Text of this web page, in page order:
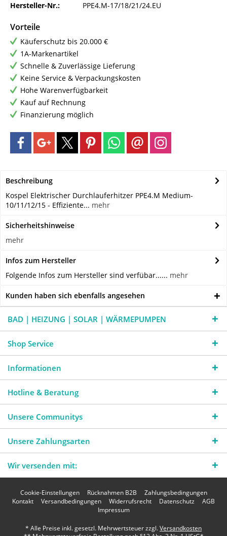
Hersteller-Nr.:
PPE4.M-17/18/21/24.EU
Vorteile
Käuferschutz bis 20.000 €
1A-Markenartikel
Schnelle & Zuverlässige Lieferung
Keine Service & Verpackungskosten
Hohe Warenverfügbarkeit
Kauf auf Rechnung
Finanzierung möglich
Beschreibung
Kospel Elektrischer Durchlauferhitzer PPE4.M Medium-
10/11/12/15 - Effiziente... mehr
Sicherheitshinweise
mehr
Infos zum Hersteller
Folgende Infos zum Hersteller sind verfübar...... mehr
Kunden haben sich ebenfalls angesehen
BAD | HEIZUNG | SOLAR | WÄRMEPUMPEN
Shop Service
Informationen
Hotline & Beratung
Unsere Communitys
Unsere Zahlungsarten
Wir versenden mit:
Cookie-Einstellungen Rücknahmen B2B
Zahlungsbedingungen
Kontakt
Versandbedingungen Widerrufsrecht Datenschutz
AGB
Impressum
* Alle Preise inkl. gesetzl. Mehrwertsteuer zzgl.Versandkosten